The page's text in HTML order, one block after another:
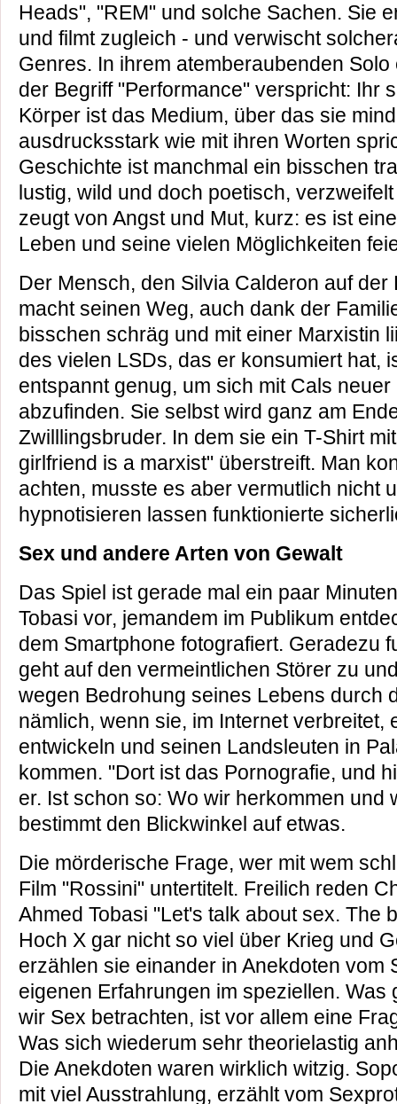
Heads", "REM" und solche Sachen. Sie
und filmt zugleich - und verwischt
Genres. In ihrem atemberaubenden
der Begriff "Performance" verspricht: Ihr
Körper ist das Medium, über das sie
ausdrucksstark wie mit ihren Worten
Geschichte ist manchmal ein bisschen
lustig, wild und doch poetisch,
zeugt von Angst und Mut, kurz: es ist
Leben und seine vielen Möglichkeiten
Der Mensch, den Silvia Calderon auf der
macht seinen Weg, auch dank der
bisschen schräg und mit einer Marxistin
des vielen LSDs, das er konsumiert hat,
entspannt genug, um sich mit Cals
abzufinden. Sie selbst wird ganz am
Zwilllingsbruder. In dem sie ein T-Shirt
girlfriend is a marxist" überstreift. Man
achten, musste es aber vermutlich nicht
hypnotisieren lassen funktionierte
Sex und andere Arten von Gewalt
Das Spiel ist gerade mal ein paar
Tobasi vor, jemandem im Publikum
dem Smartphone fotografiert. Geradezu
geht auf den vermeintlichen Störer zu
wegen Bedrohung seines Lebens durch
nämlich, wenn sie, im Internet verbreitet,
entwickeln und seinen Landsleuten in
kommen. "Dort ist das Pornografie, und
er. Ist schon so: Wo wir herkommen und
bestimmt den Blickwinkel auf etwas.
Die mörderische Frage, wer mit wem
Film "Rossini" untertitelt. Freilich reden
Ahmed Tobasi "Let's talk about sex. The
Hoch X gar nicht so viel über Krieg und
erzählen sie einander in Anekdoten vom
eigenen Erfahrungen im speziellen. Was
wir Sex betrachten, ist vor allem eine
Was sich wiederum sehr theorielastig
Die Anekdoten waren wirklich witzig.
mit viel Ausstrahlung, erzählt vom